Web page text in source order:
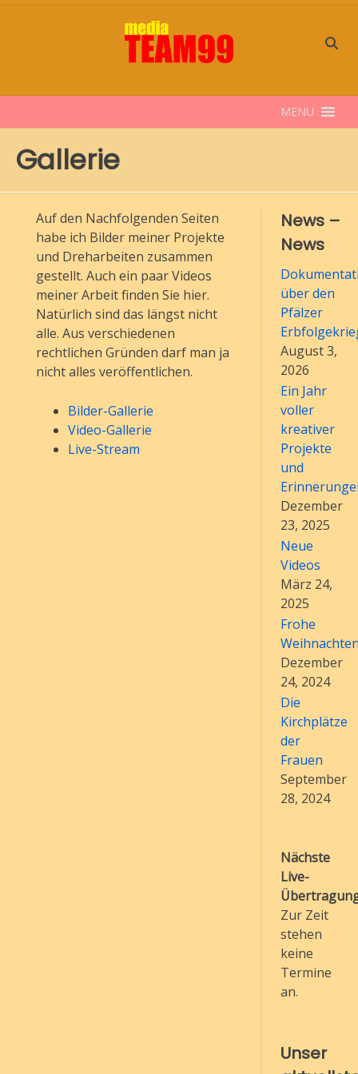
MENU
Gallerie
Auf den Nachfolgenden Seiten
habe ich Bilder meiner Projekte
und Dreharbeiten zusammen
gestellt. Auch ein paar Videos
meiner Arbeit finden Sie hier.
Natürlich sind das längst nicht
alle. Aus verschiedenen
rechtlichen Gründen darf man ja
nicht alles veröffentlichen.
Bilder-Gallerie
Video-Gallerie
Live-Stream
News –
News
über den
Pfälzer
August 3,
2026
Ein Jahr
voller
kreativer
Projekte
und
Dezember
23, 2025
Neue
Videos
März 24,
2025
Frohe
Dezember
24, 2024
Die
Kirchplätze
der
Frauen
September
28, 2024
Nächste
Live-
Zur Zeit
stehen
keine
Termine
an.
Unser